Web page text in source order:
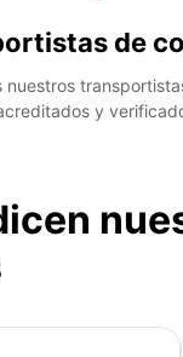
de
nuestros
y